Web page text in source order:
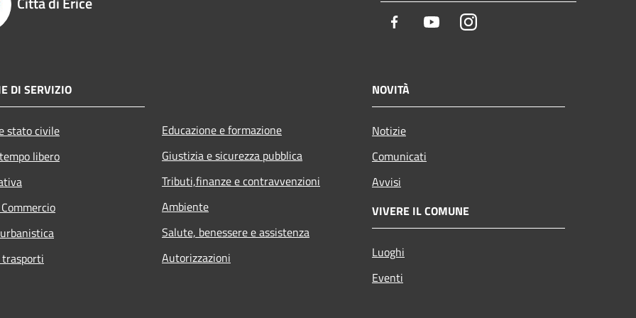
Facebook YoutubeInstagram
DI SERVIZIO
stato civile
libero
Educazione e formazione
Giustizia e sicurezza pubblica
Tributi,finanze e contravvenzioni
Ambiente
Salute, benessere e assistenza
Autorizzazioni
NOVITÀ
Notizie
Comunicati
Avvisi
VIVERE IL COMUNE
Luoghi
Eventi